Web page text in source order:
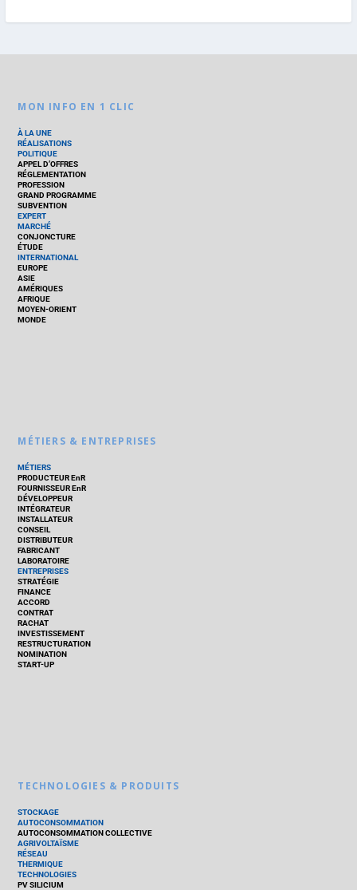
MON INFO EN 1 CLIC
À LA UNE
RÉALISATIONS
POLITIQUE
APPEL D’OFFRES
RÉGLEMENTATION
PROFESSION
GRAND PROGRAMME
SUBVENTION
EXPERT
MARCHÉ
CONJONCTURE
ÉTUDE
INTERNATIONAL
EUROPE
ASIE
AMÉRIQUES
AFRIQUE
MOYEN-ORIENT
MONDE
MÉTIERS & ENTREPRISES
MÉTIERS
PRODUCTEUR EnR
FOURNISSEUR EnR
DÉVELOPPEUR
INTÉGRATEUR
INSTALLATEUR
CONSEIL
DISTRIBUTEUR
FABRICANT
LABORATOIRE
ENTREPRISES
STRATÉGIE
FINANCE
ACCORD
CONTRAT
RACHAT
INVESTISSEMENT
RESTRUCTURATION
NOMINATION
START-UP
TECHNOLOGIES & PRODUITS
STOCKAGE
AUTOCONSOMMATION
AUTOCONSOMMATION COLLECTIVE
AGRIVOLTAÏSME
RÉSEAU
THERMIQUE
TECHNOLOGIES
PV SILICIUM